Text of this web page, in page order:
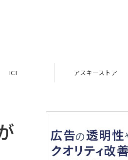
ICT アスキーストア